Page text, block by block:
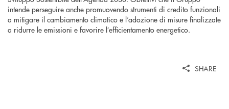
intende perseguire anche promuovendo strumenti di credito funzionali
a mitigare il cambiamento climatico e l’adozione di misure finalizzate
a ridurre le emissioni e favorire l’efficientamento energetico.
SHARE